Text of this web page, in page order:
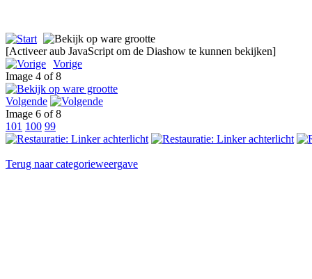
[Activeer aub JavaScript om de Diashow te kunnen bekijken]
Vorige
Image 4 of 8
Volgende
Image 6 of 8
101 100 99
Terug naar categorieweergave